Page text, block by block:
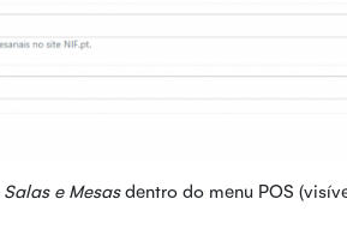
Salas e Mesasdentro do menu POS